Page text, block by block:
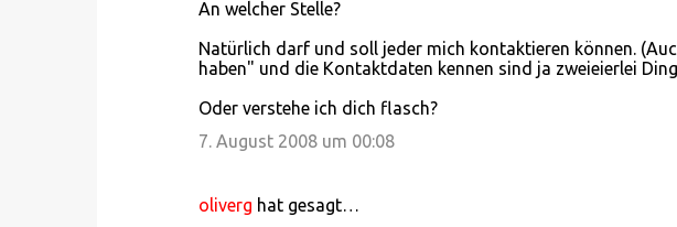
An welcher Stelle?
Natürlich darf und soll jeder mich kontaktieren können.
haben" und die Kontaktdaten kennen sind ja zweieierlei
Oder verstehe ich dich flasch?
7. August 2008 um 00:08
oliverg hat gesagt…